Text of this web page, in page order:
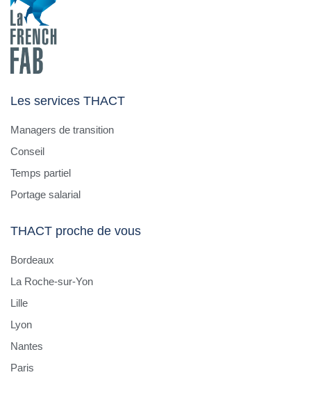
Les services THACT
Managers de transition
Conseil
Temps partiel
Portage salarial
THACT proche de vous
Bordeaux
La Roche-sur-Yon
Lille
Lyon
Nantes
Paris